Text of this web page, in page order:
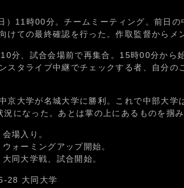
）11時00分。チームミーティング。前日
けての最終確認を行った。作取監督からメ
分、試合会場前で再集合。15時00分から
スタライブ中継でチェックする者、自分の
京大学が名城大学に勝利。これで中部大学
況になった。あとは掌の上にあるものを掴
場入り。
ォーミングアップ開始。
同大学戦、試合開始。
28 大同大学